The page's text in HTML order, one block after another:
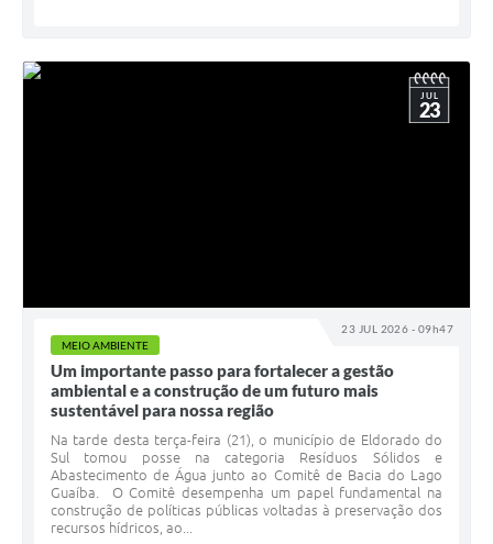
23 JUL 2026 - 09h47
JUL
23
MEIO AMBIENTE
Um importante passo para fortalecer a gestão
ambiental e a construção de um futuro mais
sustentável para nossa região
Na tarde desta terça-feira (21), o município de Eldorado do
Sul tomou posse na categoria Resíduos Sólidos e
Abastecimento de Água junto ao Comitê de Bacia do Lago
Guaíba. O Comitê desempenha um papel fundamental na
construção de políticas públicas voltadas à preservação dos
recursos hídricos, ao...